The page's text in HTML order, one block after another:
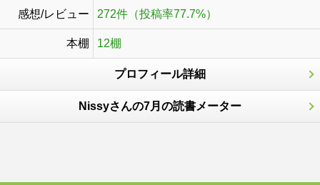
感想/レビュー 272件（投稿率77.7%）
本棚 12棚
プロフィール詳細
Nissyさんの7月の読書メーター